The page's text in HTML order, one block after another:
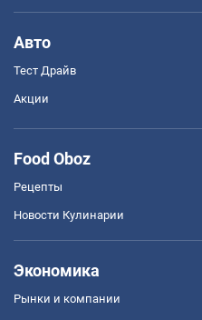
Авто
Тест Драйв
Акции
Food Oboz
Рецепты
Новости Кулинарии
Экономика
Рынки и компании